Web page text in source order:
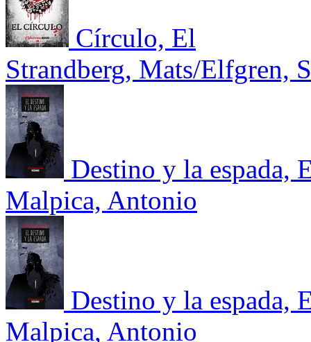
Círculo, El
Strandberg, Mats/Elfgren,
Destino y la espada,
Malpica, Antonio
Destino y la espada,
Malpica, Antonio